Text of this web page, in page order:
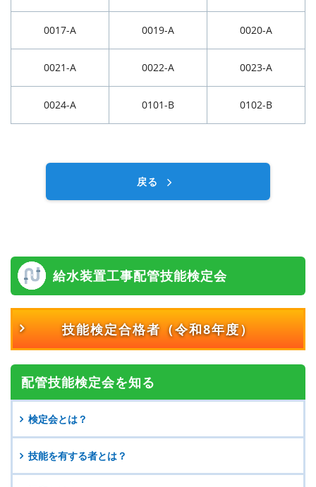
0017-A 0019-A 0020-A
0021-A 0022-A 0023-A
0024-A 0101-B 0102-B
戻る
給水装置工事配管技能検定会
技能検定合格者（令和8年度）
配管技能検定会を知る
検定会とは？
技能を有する者とは？